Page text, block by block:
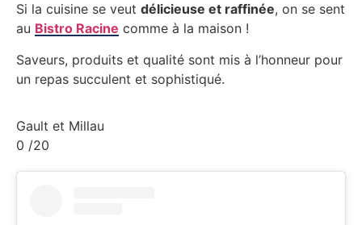
Si la cuisine se veut délicieuse et raffinée, on se sent
au Bistro Racine comme à la maison !
Saveurs, produits et qualité sont mis à l’honneur pour
un repas succulent et sophistiqué.
Gault et Millau
0 /20